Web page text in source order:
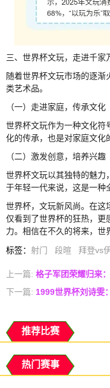
三、世界杯文玩，走进千家
随着世界杯文玩市场的逐
类艺术品。
（一）走进家庭，传承文化
世界杯文玩作为一种文化符
化的传承，也是对家庭文化
（二）激发创意，培养兴趣
世界杯文玩以其独特的魅力
于年轻一代来说，这是一种
世界杯，文玩新风尚。在这
仅看到了世界杯的狂热，更
力。相信在不久的将来，世
标签： 射门 段暄 拜登vs
上一篇: 格子军团荣耀归来
下一篇: 1999世界杯刘诗雯
推荐比赛
热门赛事